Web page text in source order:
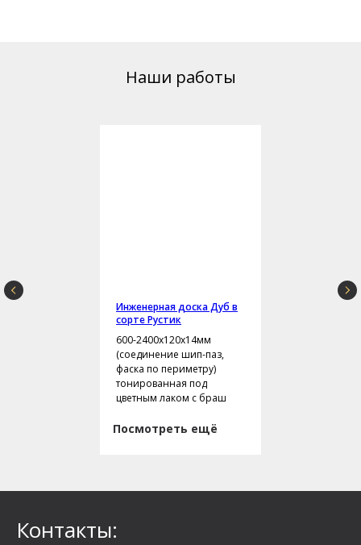
Наши работы
Инженерная доска Дуб в
сорте Рустик
600-2400х120х14мм
(соединение шип-паз,
фаска по периметру)
тонированная под
цветным лаком с браш
Посмотреть ещё
Контакты: